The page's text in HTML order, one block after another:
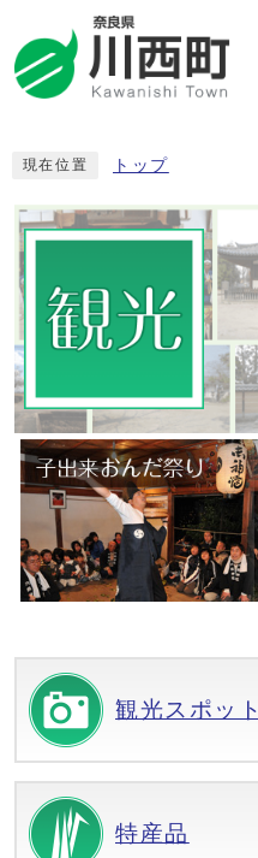
現在位置 トップ
観光スポット
特産品